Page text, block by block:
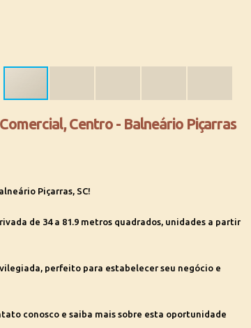
Comercial, Centro - Balneário Piçarras
Piçarras, SC!
de 34 a 81.9 metros quadrados, unidades a partir
perfeito para estabelecer seu negócio e
conosco e saiba mais sobre esta oportunidade